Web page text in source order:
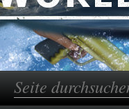
Suchformular
Suche